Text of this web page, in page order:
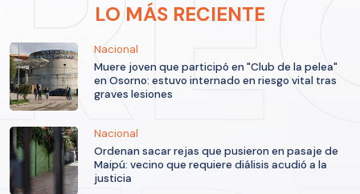
LO MÁS RECIENTE
Nacional
Muere joven que participó en "Club de la pelea"
en Osorno: estuvo internado en riesgo vital tras
graves lesiones
Nacional
Ordenan sacar rejas que pusieron en pasaje de
Maipú: vecino que requiere diálisis acudió a la
justicia